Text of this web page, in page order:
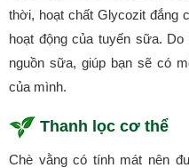
thời, hoạt chất Glycozit đắng
hoạt động của tuyến sữa.
nguồn sữa, giúp bạn sẽ có
của mình.
Thanh lọc cơ thể
Chè vằng có tính mát nên